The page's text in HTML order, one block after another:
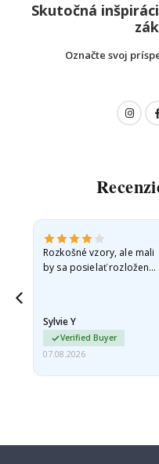
Skutočná
Označte svoj
Rozkošné vzory, ale mali
by sa posielať rozložené
Sylvie Y
Verified Buyer
07.08.2026